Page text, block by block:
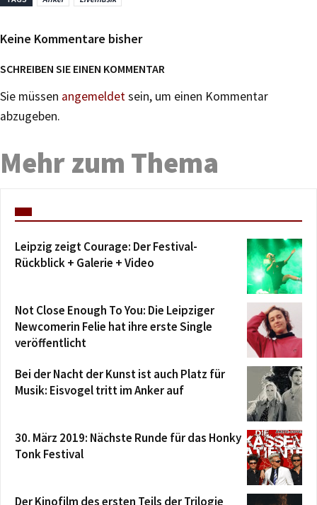
Keine Kommentare bisher
SCHREIBEN SIE EINEN KOMMENTAR
Sie müssen angemeldetsein, um einen Kommentar
abzugeben.
Mehr zum Thema
Leipzig zeigt Courage: Der Festival-
Rückblick + Galerie + Video
Not Close Enough To You: Die Leipziger
Newcomerin Felie hat ihre erste Single
veröffentlicht
Bei der Nacht der Kunst ist auch Platz für
Musik: Eisvogel tritt im Anker auf
30. März 2019: Nächste Runde für das Honky
Tonk Festival
Der Kinofilm des ersten Teils der Trilogie